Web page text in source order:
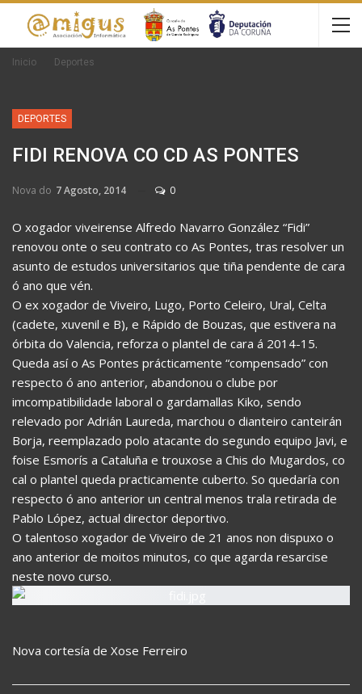
Inicio Deportes
DEPORTES
FIDI RENOVA CO CD AS PONTES
Nova do 7 Agosto, 2014 0
O xogador viveirense Alfredo Navarro González “Fidi”
renovou onte o seu contrato co As Pontes, tras resolver un
asunto de estudos universitarios que tiña pendente de cara
ó ano que vén.
O ex xogador de Viveiro, Lugo, Porto Celeiro, Ural, Celta
(cadete, xuvenil e B), e Rápido de Bouzas, que estivera na
órbita do Valencia, reforza o plantel de cara á 2014-15.
Queda así o As Pontes prácticamente “compensado” con
respecto ó ano anterior, abandonou o clube por
imcompatibilidade laboral o gardamallas Kiko, sendo
relevado por Adrián Laureda, marchou o dianteiro canteirán
Borja, reemplazado polo atacante do segundo equipo Javi, e
foise Esmorís a Cataluña e trouxose a Chis do Mugardos, co
cal o plantel queda practicamente cuberto. So quedaría con
respecto ó ano anterior un central menos trala retirada de
Pablo López, actual director deportivo.
O talentoso xogador de Viveiro de 21 anos non dispuxo o
ano anterior de moitos minutos, co que agarda resarcise
neste novo curso.
Nova cortesía de Xose Ferreiro